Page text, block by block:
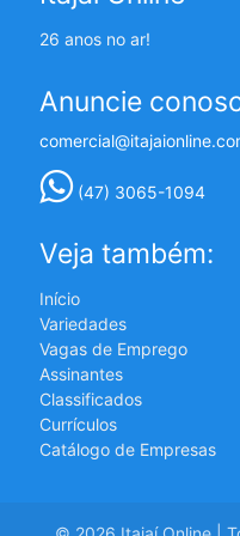
26 anos no ar!
Anuncie
(47) 3065-1094
Veja também:
Início
Variedades
Vagas de Emprego
Assinantes
Classificados
Currículos
Catálogo de Empresas